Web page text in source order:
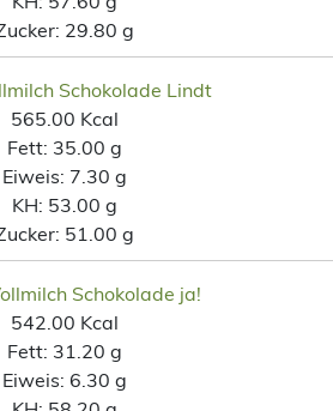
29.80 g
Schokolade Lindt
565.00 Kcal
Fett: 35.00 g
Eiweis: 7.30 g
KH: 53.00 g
51.00 g
Schokolade ja!
542.00 Kcal
Fett: 31.20 g
Eiweis: 6.30 g